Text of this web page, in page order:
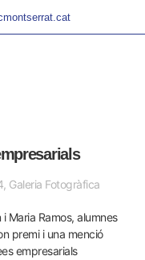
Galeria Fotogràfica
Maria Ramos, alumnes
premi i una menció
empresarials